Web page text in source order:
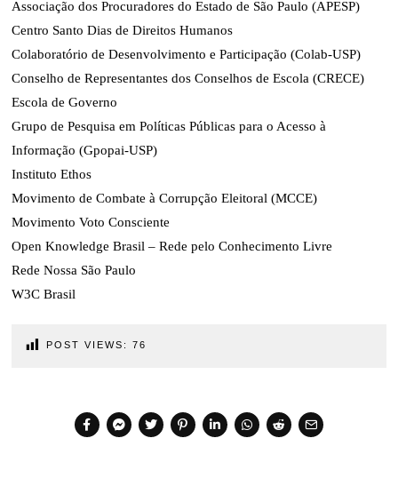
Associação dos Procuradores do Estado de São Paulo (APESP)
Centro Santo Dias de Direitos Humanos
Colaboratório de Desenvolvimento e Participação (Colab-USP)
Conselho de Representantes dos Conselhos de Escola (CRECE)
Escola de Governo
Grupo de Pesquisa em Políticas Públicas para o Acesso à
Informação (Gpopai-USP)
Instituto Ethos
Movimento de Combate à Corrupção Eleitoral (MCCE)
Movimento Voto Consciente
Open Knowledge Brasil – Rede pelo Conhecimento Livre
Rede Nossa São Paulo
W3C Brasil
POST VIEWS: 76